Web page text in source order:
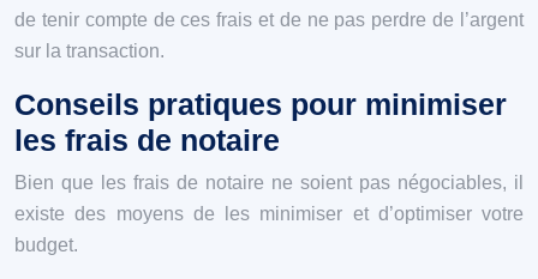
de tenir compte de ces frais et de ne pas perdre de l’argent
sur la transaction.
Conseils pratiques pour minimiser
les frais de notaire
Bien que les frais de notaire ne soient pas négociables, il
existe des moyens de les minimiser et d’optimiser votre
budget.